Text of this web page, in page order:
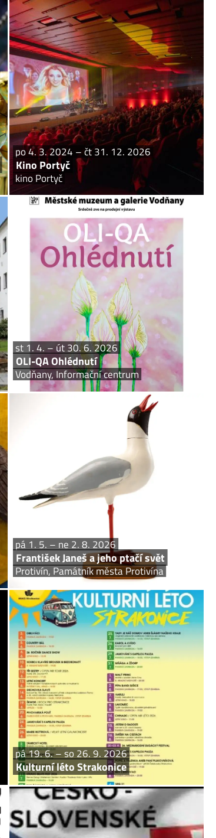
po 4. 3. 2024 – čt 31. 12. 2026
Kino Portyč
kino Portyč
po 4. 3. 2024 – čt 31. 12. 2026
Kino Portyč
kino Portyč
Kino Portyč
st 1. 4. – út 30. 6. 2026
OLI-QA Ohlédnutí
Vodňany, Informační centrum
st 1. 4. – út 30. 6. 2026
OLI-QA Ohlédnutí
Vodňany, Informační centrum
komentovaná prohlídka – St 8. duben – 16.00 hodin
obrazy – šperky – rituály Výstava je prodejní.
pá 1. 5. – ne 2. 8. 2026
František Janeš a jeho ptačí svět
Protivín, Památník města Protivína
pá 1. 5. – ne 2. 8. 2026
František Janeš a jeho ptačí svět
Protivín, Památník města Protivína
Unikátní soubor vyřezávaných malovaných dřevěných
ptáčků rodáka z Tálína se poprvé představuje
pá 19. 6. – so 26. 9. 2026
Kulturní léto Strakonice
pá 19. 6. – so 26. 9. 2026
Kulturní léto Strakonice
KULTURNÍ LÉTO VE STRAKONICÍCH 2026 vstupenky
a další info najdete na webu: www.meks-st.cz
Pátek 19. 6. 2026
Československé hity
Písek, Country hospůdka